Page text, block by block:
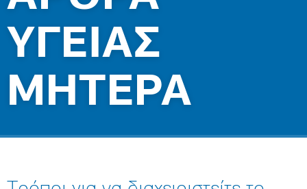
ΥΓΕΙΑΣ
ΜΗΤΕΡΑ